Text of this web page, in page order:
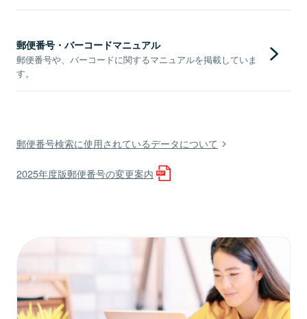
郵便番号・バーコードマニュアル
郵便番号や、バーコードに関するマニュアルを掲載していま
す。
郵便番号検索に使用されているデータについて
2025年度版郵便番号の変更案内